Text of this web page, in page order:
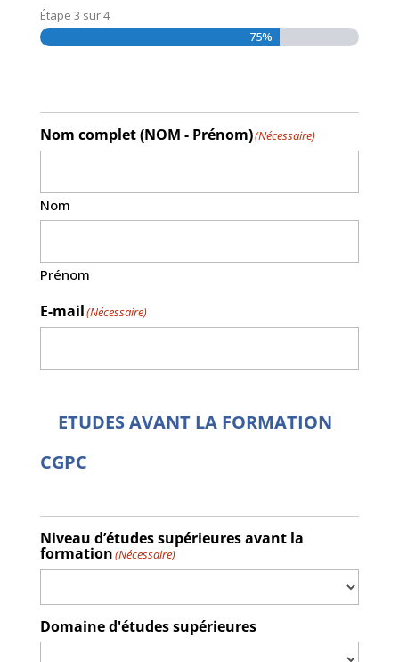
Étape 3 sur4
75%
Nom complet (NOM - Prénom)(Nécessaire)
Nom
Prénom
E-mail(Nécessaire)
ETUDES AVANT LA FORMATION
CGPC
Niveau d’études supérieures avant la
formation(Nécessaire)
Domaine d'études supérieures